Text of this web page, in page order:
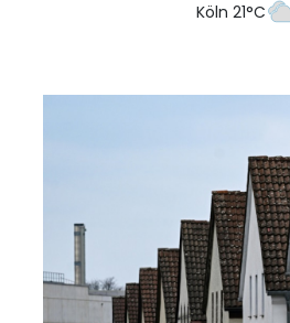
Köln 21°C